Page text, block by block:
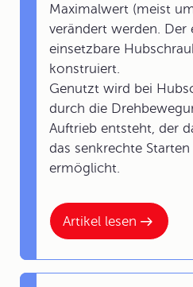
Artikel lesen
Maximalwert (meist
verändert werden. Der
einsetzbare
konstruiert.
Genutzt wird bei
durch die
Auftrieb entsteht, der
das senkrechte
ermöglicht.